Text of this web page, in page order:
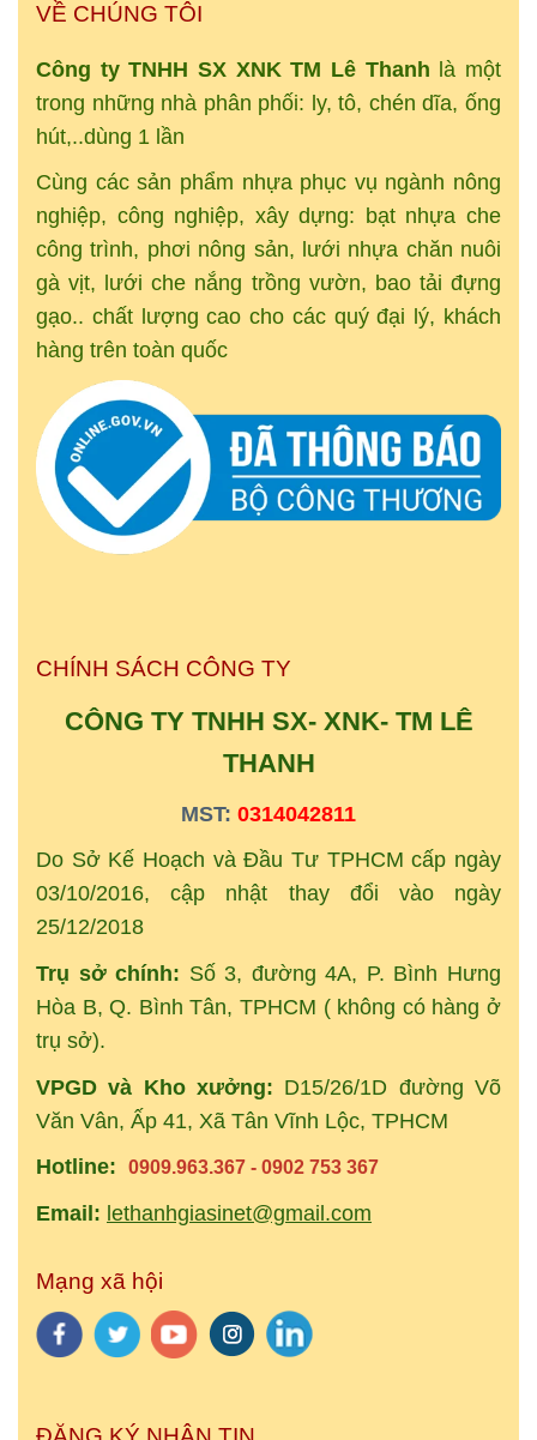
VỀ CHÚNG TÔI
Công ty TNHH SX XNKTM Lê Thanh là một
trong những nhà phân phối: ly, tô, chén dĩa, ống
hút,..dùng 1 lần
Cùng các sản phẩm nhựa phục vụ ngành nông
nghiệp, công nghiệp, xây dựng: bạt nhựa che
công trình, phơi nông sản, lưới nhựa chăn nuôi
gà vịt, lưới che nắng trồng vườn, bao tải đựng
gạo.. chất lượng cao cho các quý đại lý, khách
hàng trên toàn quốc
CHÍNH SÁCH CÔNG TY
CÔNG TY TNHH SX- XNK- TM LÊ
THANH
MST: 0314042811
Do Sở Kế Hoạch và Đầu Tư TPHCM cấp ngày
03/10/2016, cập nhật thay đổi vào ngày
25/12/2018
Trụ sở chính: Số 3, đường 4A, P. Bình Hưng
Hòa B, Q. Bình Tân, TPHCM ( không có hàng ở
trụ sở).
VPGD và Kho xưởng: D15/26/1D đường Võ
Văn Vân, Ấp 41, Xã Tân Vĩnh Lộc, TPHCM
Hotline: 0909.963.367 - 0902 753 367
Email: lethanhgiasinet@gmail.com
Mạng xã hội